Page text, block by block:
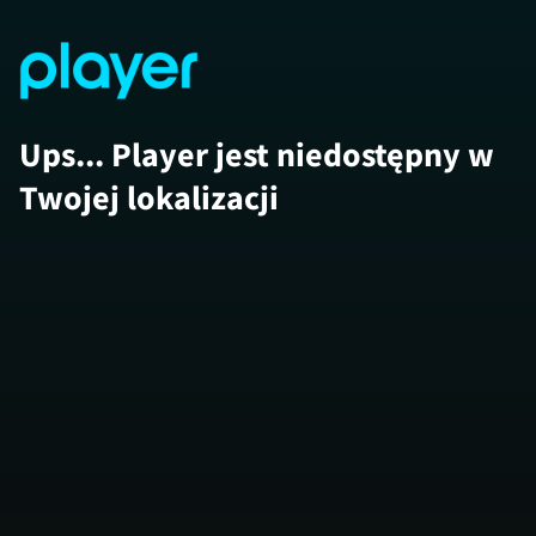
Ups... Player jest niedostępny w
Twojej lokalizacji